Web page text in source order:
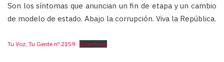
Son los síntomas que anuncian un fin de etapa y un cambio
de modelo de estado. Abajo la corrupción. Viva la República.
Tu Voz, Tu Gente nº 2159 Download